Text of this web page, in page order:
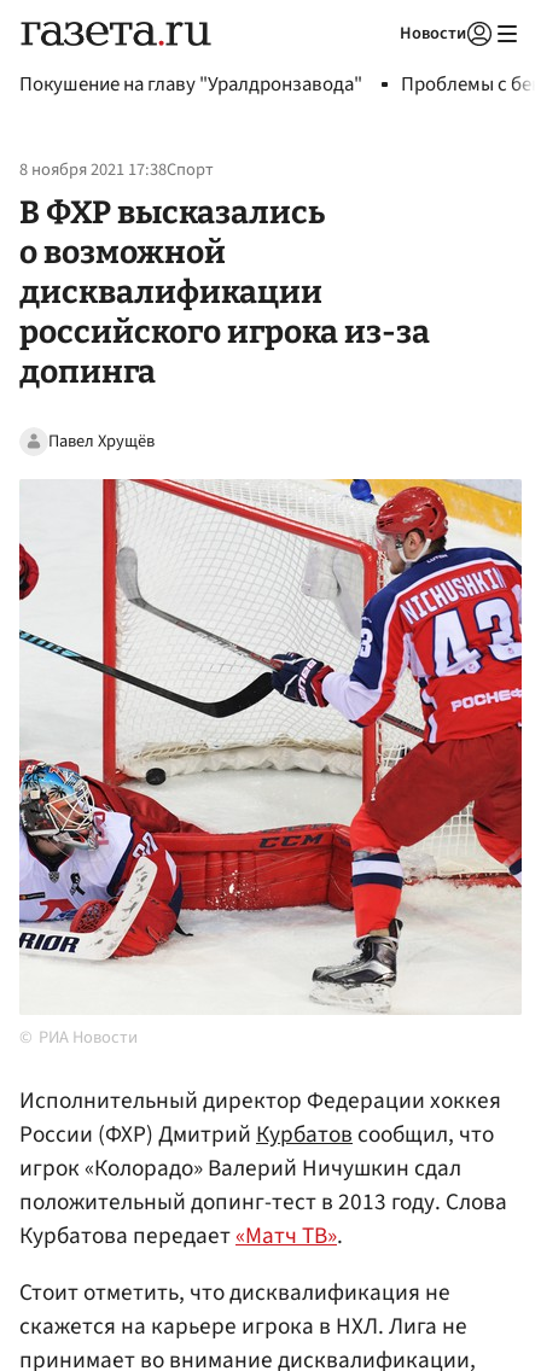
Новости
Покушение на главу "Уралдронзавода" Проблемы с
8 ноября 2021 17:38Спорт
В ФХР высказались
о возможной
дисквалификации
российского игрока из-за
допинга
Павел Хрущёв
РИА Новости
Исполнительный директор Федерации хоккея
России (ФХР) ДмитрийКурбатовсообщил, что
игрок «Колорадо» Валерий Ничушкин сдал
положительный допинг-тест в 2013 году. Слова
Курбатова передает«Матч ТВ».
Стоит отметить, что дисквалификация не
скажется на карьере игрока в НХЛ. Лига не
принимает во внимание дисквалификации,